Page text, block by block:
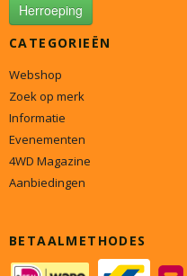
Herroeping
CATEGORIEËN
Webshop
Zoek op merk
Informatie
Evenementen
4WD Magazine
Aanbiedingen
BETAALMETHODES